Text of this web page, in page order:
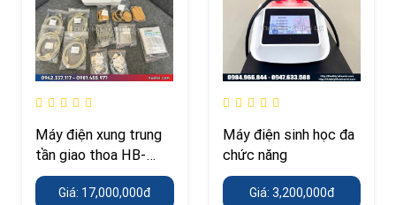
Máy điện xung trung
tần giao thoa HB-
ZP30 – 4 kênh điều
trị độc lập
Giá: 17,000,000đ
Máy điện sinh học đa
chức năng
Giá: 3,200,000đ